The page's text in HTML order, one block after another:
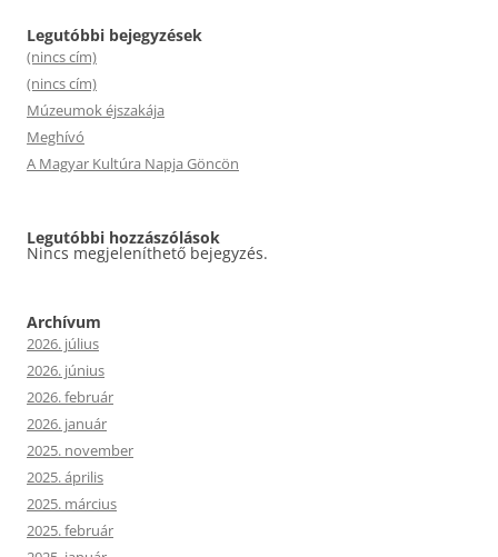
Legutóbbi bejegyzések
(nincs cím)
(nincs cím)
Múzeumok éjszakája
Meghívó
A Magyar Kultúra Napja Göncön
Legutóbbi hozzászólások
Nincs megjeleníthető bejegyzés.
Archívum
2026. július
2026. június
2026. február
2026. január
2025. november
2025. április
2025. március
2025. február